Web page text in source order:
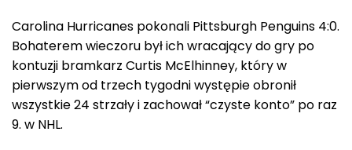
Carolina Hurricanes pokonali Pittsburgh Penguins 4:0.
Bohaterem wieczoru był ich wracający do gry po
kontuzji bramkarz Curtis McElhinney, który w
pierwszym od trzech tygodni występie obronił
wszystkie 24 strzały i zachował “czyste konto” po raz
9. w NHL.